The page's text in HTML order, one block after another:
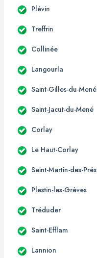
Plévin
Treffrin
Collinée
Langourla
Saint-Gilles-du-Mené
Saint-Jacut-du-Mené
Corlay
Le Haut-Corlay
Saint-Martin-des-Prés
Plestin-les-Grèves
Tréduder
Saint-Efflam
Lannion